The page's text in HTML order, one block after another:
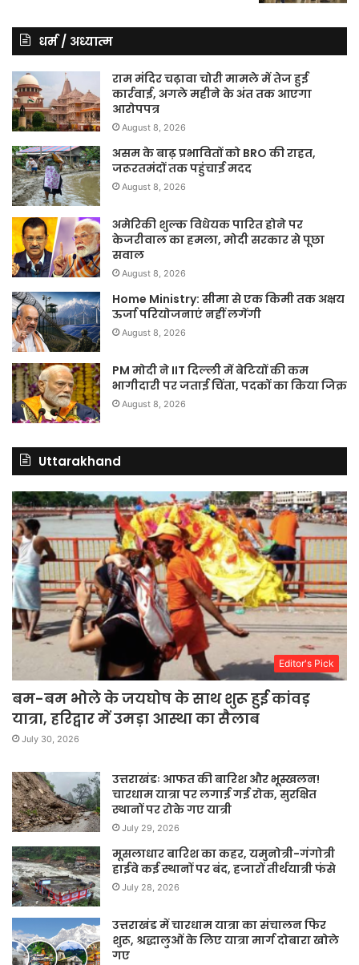
धर्म / अध्यात्म
राम मंदिर चढ़ावा चोरी मामले में तेज हुई
कार्रवाई, अगले महीने के अंत तक आएगा
आरोपपत्र
August 8, 2026
असम के बाढ़ प्रभावितों को BRO की राहत,
जरूरतमंदों तक पहुंचाई मदद
August 8, 2026
अमेरिकी शुल्क विधेयक पारित होने पर
केजरीवाल का हमला, मोदी सरकार से पूछा
सवाल
August 8, 2026
Home Ministry: सीमा से एक किमी तक अक्षय
ऊर्जा परियोजनाएं नहीं लगेंगी
August 8, 2026
PM मोदी ने IIT दिल्ली में बेटियों की कम
भागीदारी पर जताई चिंता, पदकों का किया जिक्र
August 8, 2026
Uttarakhand
Editor's Pick
बम-बम भोले के जयघोष के साथ शुरू हुई कांवड़
यात्रा, हरिद्वार में उमड़ा आस्था का सैलाब
July 30, 2026
उत्तराखंडः आफत की बारिश और भूस्खलन!
चारधाम यात्रा पर लगाई गई रोक, सुरक्षित
स्थानों पर रोके गए यात्री
July 29, 2026
मूसलाधार बारिश का कहर, यमुनोत्री-गंगोत्री
हाईवे कई स्थानों पर बंद, हजारों तीर्थयात्री फंसे
July 28, 2026
उत्तराखंड में चारधाम यात्रा का संचालन फिर
शुरू, श्रद्धालुओं के लिए यात्रा मार्ग दोबारा खोले
गए